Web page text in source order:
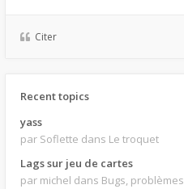
Citer
Recent topics
yass
par Soflette dans Le troquet
Lags sur jeu de cartes
par michel dans Bugs,